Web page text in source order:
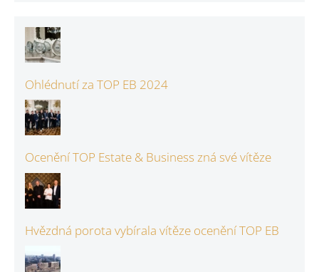
Ohlédnutí za TOP EB 2024
Ocenění TOP Estate & Business zná své vítěze
Hvězdná porota vybírala vítěze ocenění TOP EB